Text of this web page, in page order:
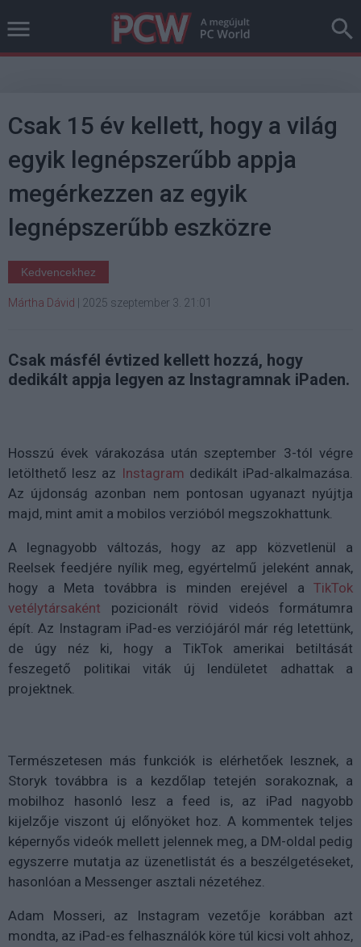
Csak 15 év kellett, hogy a világ
egyik legnépszerűbb appja
megérkezzen az egyik
legnépszerűbb eszközre
Kedvencekhez
Mártha Dávid 2025 szeptember 3. 21:01
Csak másfél évtized kellett hozzá, hogy
dedikált appja legyen az Instagramnak iPaden.
Hosszú évek várakozása után szeptember 3-tól végre
letölthető lesz az Instagram dedikált iPad-alkalmazása.
Az újdonság azonban nem pontosan ugyanazt nyújtja
majd, mint amit a mobilos verzióból megszokhattunk.
A legnagyobb változás, hogy az app közvetlenül a
Reelsek feedjére nyílik meg, egyértelmű jeleként annak,
hogy a Meta továbbra is minden erejével a TikTok
vetélytársaként pozicionált rövid videós formátumra
épít. Az Instagram iPad-es verziójáról már rég letettünk,
de úgy néz ki, hogy a TikTok amerikai betiltását
feszegető politikai viták új lendületet adhattak a
projektnek.
Természetesen más funkciók is elérhetőek lesznek, a
Storyk továbbra is a kezdőlap tetején sorakoznak, a
mobilhoz hasonló lesz a feed is, az iPad nagyobb
kijelzője viszont új előnyöket hoz. A kommentek teljes
képernyős videók mellett jelennek meg, a DM-oldal pedig
egyszerre mutatja az üzenetlistát és a beszélgetéseket,
hasonlóan a Messenger asztali nézetéhez.
Adam Mosseri, az Instagram vezetője korábban azt
mondta, az iPad-es felhasználók köre túl kicsi volt ahhoz,